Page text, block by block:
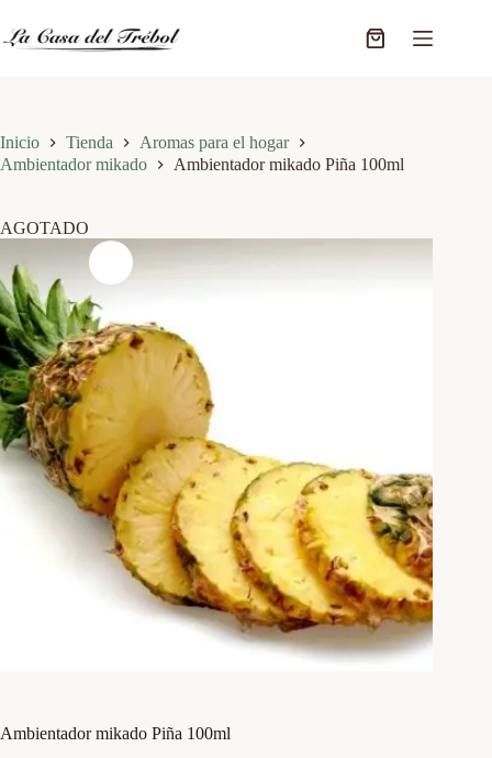
contenido
Carro
Inicio Tienda
Aromas para el hogar
Ambientador mikado
Ambientador mikado Piña 100ml
AGOTADO
Ambientador mikado Piña 100ml